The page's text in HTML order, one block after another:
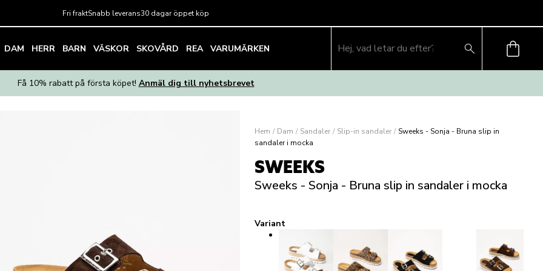
Fri fraktSnabb leverans30 dagar öppet köp
DAM HERR BARN VÄSKOR SKOVÅRD REA VARUMÄRKEN
Få 10% rabatt på första köpet! Anmäl dig till nyhetsbrevet
Hem / Dam / Sandaler / Slip-in sandaler / Sweeks - Sonja - Bruna slip in
sandaler i mocka
SWEEKS
Sweeks - Sonja - Bruna slip in sandaler i mocka
Variant